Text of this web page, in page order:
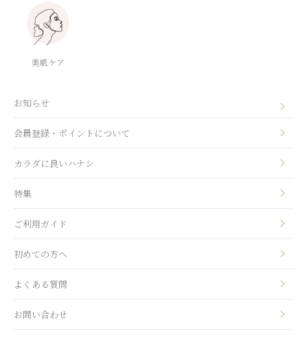
美肌ケア
お知らせ
会員登録・ポイントについて
カラダに良いハナシ
特集
ご利用ガイド
初めての方へ
よくある質問
お問い合わせ